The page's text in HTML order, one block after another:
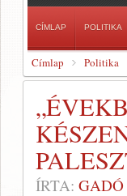
CÍMLAP POLITIKA
Címlap Politika
ÍRTA: GADÓ